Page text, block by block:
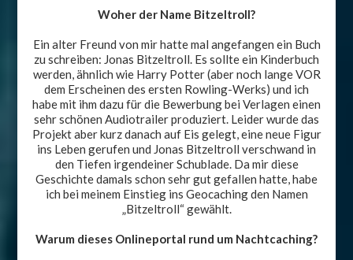
Woher der Name Bitzeltroll?
Ein alter Freund von mir hatte mal angefangen ein Buch
zu schreiben: Jonas Bitzeltroll. Es sollte ein Kinderbuch
werden, ähnlich wie Harry Potter (aber noch lange VOR
dem Erscheinen des ersten Rowling-Werks) und ich
habe mit ihm dazu für die Bewerbung bei Verlagen einen
sehr schönen Audiotrailer produziert. Leider wurde das
Projekt aber kurz danach auf Eis gelegt, eine neue Figur
ins Leben gerufen und Jonas Bitzeltroll verschwand in
den Tiefen irgendeiner Schublade. Da mir diese
Geschichte damals schon sehr gut gefallen hatte, habe
ich bei meinem Einstieg ins Geocaching den Namen
„Bitzeltroll“ gewählt.
Warum dieses Onlineportal rund um Nachtcaching?